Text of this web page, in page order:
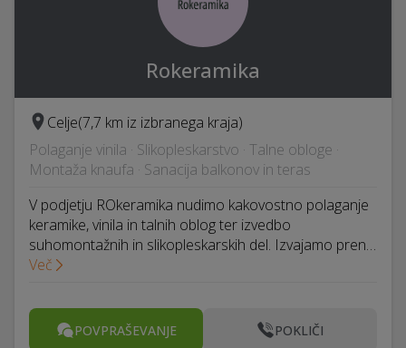
Rokeramika
Celje(7,7 km iz izbranega kraja)
Polaganje vinila · Slikopleskarstvo · Talne obloge ·
Montaža knaufa · Sanacija balkonov in teras
V podjetju ROkeramika nudimo kakovostno polaganje
keramike, vinila in talnih oblog ter izvedbo
suhomontažnih in slikopleskarskih del. Izvajamo pren…
Več
POVPRAŠEVANJE POKLIČI